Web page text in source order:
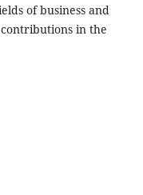
of business and
in the